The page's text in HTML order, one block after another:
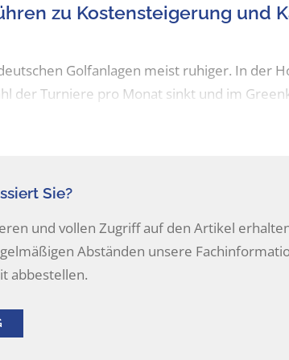
zu Kostensteigerung und
Golfanlagen meist ruhiger. In der
der Turniere pro Monat sinkt und im
Sie?
und vollen Zugriff auf den Artikel
Abständen unsere
abbestellen.